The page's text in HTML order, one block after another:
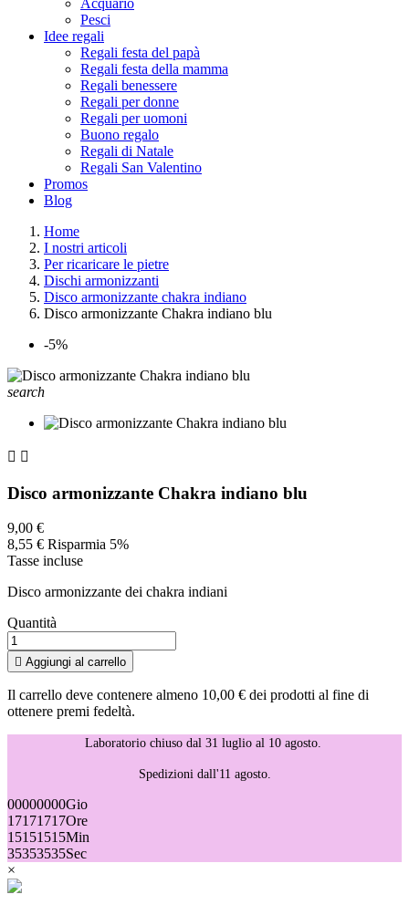
Acquario
Pesci
Idee regali
Regali festa del papà
Regali festa della mamma
Regali benessere
Regali per donne
Regali per uomoni
Buono regalo
Regali di Natale
Regali San Valentino
Promos
Blog
Home
I nostri articoli
Per ricaricare le pietre
Dischi armonizzanti
Disco armonizzante chakra indiano
Disco armonizzante Chakra indiano blu
-5%
search
 
Disco armonizzante Chakra indiano blu
9,00 €
8,55 € Risparmia 5%
Tasse incluse
Disco armonizzante dei chakra indiani
Quantità
 Aggiungi al carrello
Il carrello deve contenere almeno 10,00 € dei prodotti al fine di
ottenere premi fedeltà.
Laboratorio chiuso dal 31 luglio al 10 agosto.
Spedizioni dall'11 agosto.
00000000Gio
17171717Ore
15151515Min
35353535Sec
×